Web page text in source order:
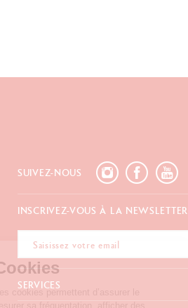
des Cookies
internet utilise des cookies
SUIVEZ-NOUS
INSCRIVEZ-VOUS À LA NEWSLETTER
SERVICES